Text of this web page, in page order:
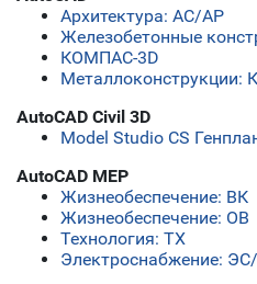
Архитектура: АС/АР
Железобетонные
КОМПАС-3D
Металлоконструкции:
AutoCAD Civil 3D
Model Studio CS
AutoCAD MEP
Жизнеобеспечение: ВК
Жизнеобеспечение: ОВ
Технология: ТХ
Электроснабжение: